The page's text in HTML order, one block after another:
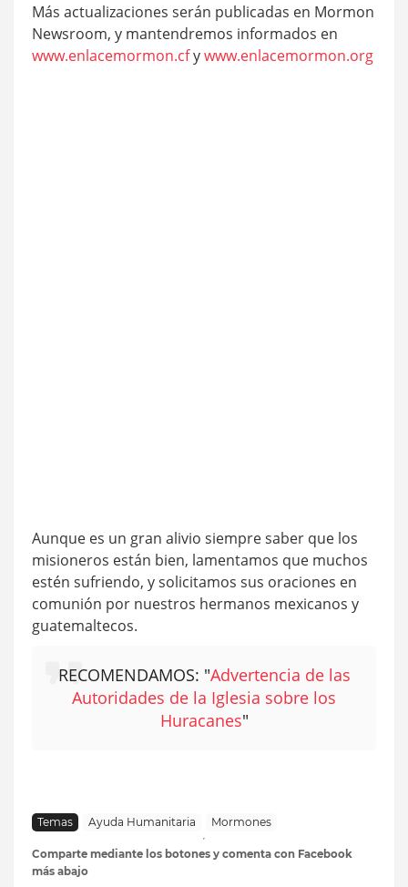
Más actualizaciones serán publicadas en Mormon
Newsroom, y mantendremos informados en
www.enlacemormon.cfywww.enlacemormon.org
Aunque es un gran alivio siempre saber que los
misioneros están bien, lamentamos que muchos
estén sufriendo, y solicitamos sus oraciones en
comunión por nuestros hermanos mexicanos y
guatemaltecos.
RECOMENDAMOS: "Advertencia de las
Autoridades de la Iglesia sobre los
Huracanes"
Temas Ayuda Humanitaria Mormones
Comparte mediante los botones y comenta con Facebook
más abajo